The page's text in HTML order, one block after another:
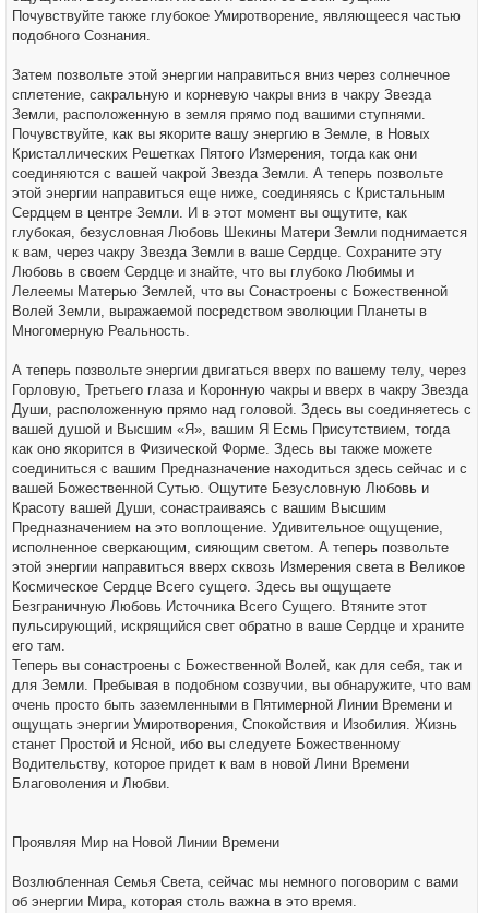
Почувствуйте также глубокое Умиротворение, являющееся частью
подобного Сознания.
Затем позвольте этой энергии направиться вниз через солнечное
сплетение, сакральную и корневую чакры вниз в чакру Звезда
Земли, расположенную в земля прямо под вашими ступнями.
Почувствуйте, как вы якорите вашу энергию в Земле, в Новых
Кристаллических Решетках Пятого Измерения, тогда как они
соединяются с вашей чакрой Звезда Земли. А теперь позвольте
этой энергии направиться еще ниже, соединяясь с Кристальным
Сердцем в центре Земли. И в этот момент вы ощутите, как
глубокая, безусловная Любовь Шекины Матери Земли поднимается
к вам, через чакру Звезда Земли в ваше Сердце. Сохраните эту
Любовь в своем Сердце и знайте, что вы глубоко Любимы и
Лелеемы Матерью Землей, что вы Сонастроены с Божественной
Волей Земли, выражаемой посредством эволюции Планеты в
Многомерную Реальность.
А теперь позвольте энергии двигаться вверх по вашему телу, через
Горловую, Третьего глаза и Коронную чакры и вверх в чакру Звезда
Души, расположенную прямо над головой. Здесь вы соединяетесь с
вашей душой и Высшим «Я», вашим Я Есмь Присутствием, тогда
как оно якорится в Физической Форме. Здесь вы также можете
соединиться с вашим Предназначение находиться здесь сейчас и с
вашей Божественной Сутью. Ощутите Безусловную Любовь и
Красоту вашей Души, сонастраиваясь с вашим Высшим
Предназначением на это воплощение. Удивительное ощущение,
исполненное сверкающим, сияющим светом. А теперь позвольте
этой энергии направиться вверх сквозь Измерения света в Великое
Космическое Сердце Всего сущего. Здесь вы ощущаете
Безграничную Любовь Источника Всего Сущего. Втяните этот
пульсирующий, искрящийся свет обратно в ваше Сердце и храните
его там.
Теперь вы сонастроены с Божественной Волей, как для себя, так и
для Земли. Пребывая в подобном созвучии, вы обнаружите, что вам
очень просто быть заземленными в Пятимерной Линии Времени и
ощущать энергии Умиротворения, Спокойствия и Изобилия. Жизнь
станет Простой и Ясной, ибо вы следуете Божественному
Водительству, которое придет к вам в новой Лини Времени
Благоволения и Любви.
Проявляя Мир на Новой Линии Времени
Возлюбленная Семья Света, сейчас мы немного поговорим с вами
об энергии Мира, которая столь важна в это время.